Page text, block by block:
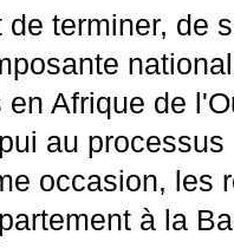
terminer, de
en Afrique de
au processus
occasion, les
à la